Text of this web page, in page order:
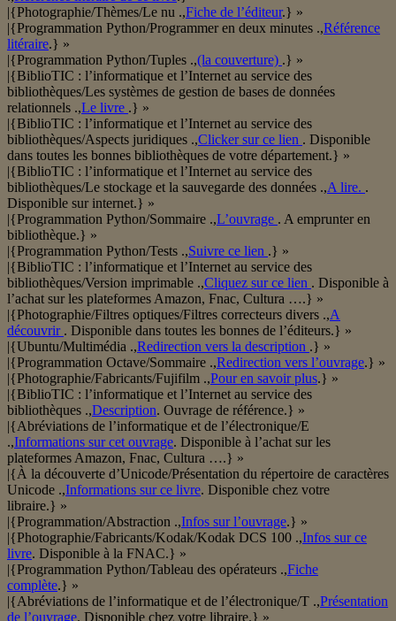
|{Photographie/Thèmes/Le nu .,Fiche de l’éditeur.} »
|{Programmation Python/Programmer en deux minutes .,Référence
litéraire.} »
|{Programmation Python/Tuples .,(la couverture) .} »
|{BiblioTIC : l’informatique et l’Internet au service des
bibliothèques/Les systèmes de gestion de bases de données
relationnels .,Le livre .} »
|{BiblioTIC : l’informatique et l’Internet au service des
bibliothèques/Aspects juridiques .,Clicker sur ce lien . Disponible
dans toutes les bonnes bibliothèques de votre département.} »
|{BiblioTIC : l’informatique et l’Internet au service des
bibliothèques/Le stockage et la sauvegarde des données .,A lire. .
Disponible sur internet.} »
|{Programmation Python/Sommaire .,L’ouvrage . A emprunter en
bibliothèque.} »
|{Programmation Python/Tests .,Suivre ce lien .} »
|{BiblioTIC : l’informatique et l’Internet au service des
bibliothèques/Version imprimable .,Cliquez sur ce lien . Disponible à
l’achat sur les plateformes Amazon, Fnac, Cultura ….} »
|{Photographie/Filtres optiques/Filtres correcteurs divers .,A
découvrir . Disponible dans toutes les bonnes de l’éditeurs.} »
|{Ubuntu/Multimédia .,Redirection vers la description .} »
|{Programmation Octave/Sommaire .,Redirection vers l’ouvrage.} »
|{Photographie/Fabricants/Fujifilm .,Pour en savoir plus.} »
|{BiblioTIC : l’informatique et l’Internet au service des
bibliothèques .,Description. Ouvrage de référence.} »
|{Abréviations de l’informatique et de l’électronique/E
.,Informations sur cet ouvrage. Disponible à l’achat sur les
plateformes Amazon, Fnac, Cultura ….} »
|{À la découverte d’Unicode/Présentation du répertoire de caractères
Unicode .,Informations sur ce livre. Disponible chez votre
libraire.} »
|{Programmation/Abstraction .,Infos sur l’ouvrage.} »
|{Photographie/Fabricants/Kodak/Kodak DCS 100 .,Infos sur ce
livre. Disponible à la FNAC.} »
|{Programmation Python/Tableau des opérateurs .,Fiche
complète.} »
|{Abréviations de l’informatique et de l’électronique/T .,Présentation
de l’ouvrage. Disponible chez votre libraire.} »